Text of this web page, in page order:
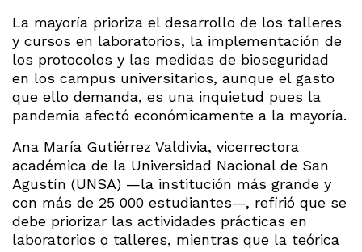
La mayoría prioriza el desarrollo de los talleres
y cursos en laboratorios, la implementación de
los protocolos y las medidas de bioseguridad
en los campus universitarios, aunque el gasto
que ello demanda, es una inquietud pues la
pandemia afectó económicamente a la mayoría.
Ana María Gutiérrez Valdivia, vicerrectora
académica de la Universidad Nacional de San
Agustín (UNSA) —la institución más grande y
con más de 25 000 estudiantes—, refirió que se
debe priorizar las actividades prácticas en
laboratorios o talleres, mientras que la teórica